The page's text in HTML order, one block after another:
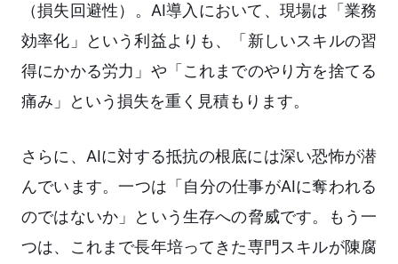
（損失回避性）。AI導入において、現場は「業務
効率化」という利益よりも、「新しいスキルの習
得にかかる労力」や「これまでのやり方を捨てる
痛み」という損失を重く見積もります。
さらに、AIに対する抵抗の根底には深い恐怖が潜
んでいます。一つは「自分の仕事がAIに奪われる
のではないか」という生存への脅威です。もう一
つは、これまで長年培ってきた専門スキルが陳腐